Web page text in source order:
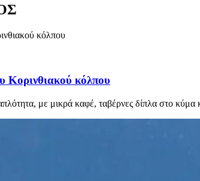
Κορινθιακού κόλπου
με μικρά καφέ, ταβέρνες δίπλα στο